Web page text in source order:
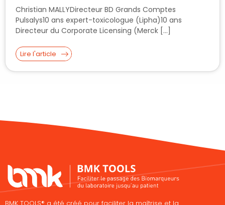
Christian MALLYDirecteur BD Grands Comptes
Pulsalys10 ans expert-toxicologue (Lipha)10 ans
Directeur du Corporate Licensing (Merck […]
Lire l'article